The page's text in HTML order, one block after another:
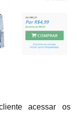
acessar os